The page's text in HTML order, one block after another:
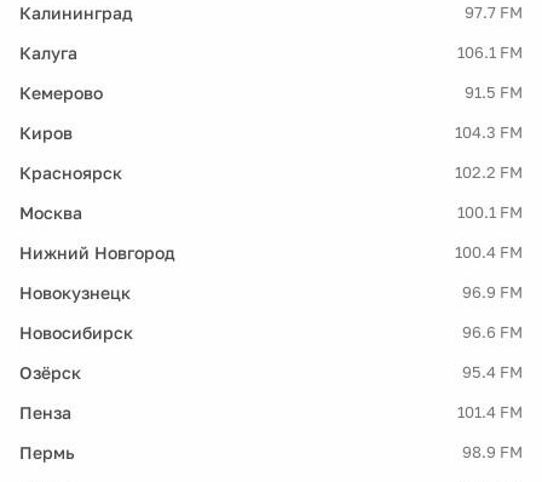
Калининград 97.7 FM
Калуга 106.1 FM
Кемерово 91.5 FM
Киров 104.3 FM
Красноярск 102.2 FM
Москва 100.1 FM
Нижний Новгород 100.4 FM
Новокузнецк 96.9 FM
Новосибирск 96.6 FM
Озёрск 95.4 FM
Пенза 101.4 FM
Пермь 98.9 FM